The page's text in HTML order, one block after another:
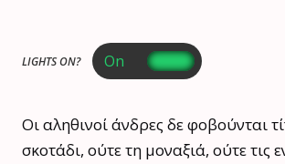
LIGHTS ON?
Οι αληθινοί άνδρες δε φοβούνται
σκοτάδι, ούτε τη μοναξιά, ούτε τις